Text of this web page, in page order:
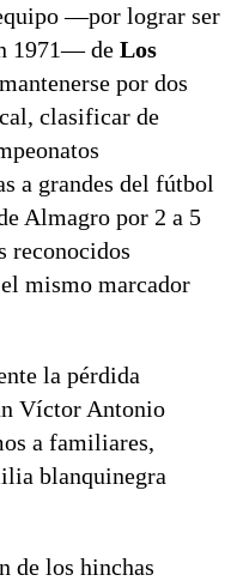
—por lograr ser
1971— de Los
por dos
clasificar de
a grandes del fútbol
Almagro por 2 a 5
reconocidos
mismo marcador
la pérdida
Víctor Antonio
a familiares,
blanquinegra
de los hinchas